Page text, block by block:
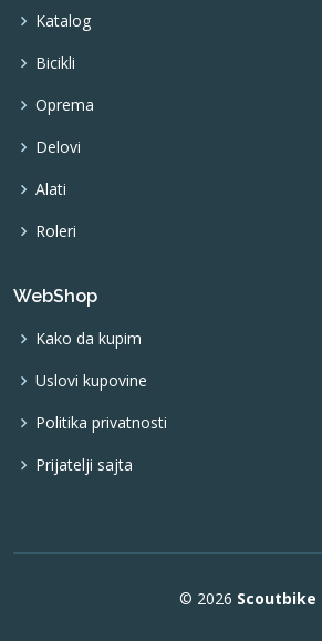
Katalog
Bicikli
Oprema
Delovi
Alati
Roleri
WebShop
Kako da kupim
Uslovi kupovine
Politika privatnosti
Prijatelji sajta
© 2026 Scoutbike